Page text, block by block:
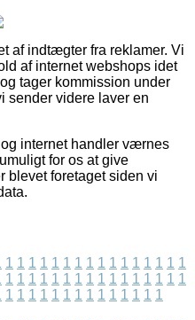
af indtægter fra reklamer. Vi
af internet webshops idet
tager kommission under
sender videre laver en
internet handler værnes
for os at give
blevet foretaget siden vi
1 1 1 1 1 1 1 1 1 1 1 1 1 1 1 1
1 1 1 1 1 1 1 1 1 1 1 1 1 1 1 1
1 1 1 1 1 1 1 1 1 1 1 1 1 1